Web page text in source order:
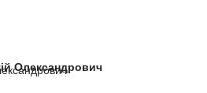
Олександрович